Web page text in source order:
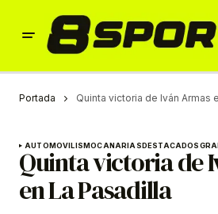
Portada Quinta victoria de Iván Armas
AUTOMOVILISMOCANARIASDESTACADOS
Quinta victoria de
en La Pasadilla